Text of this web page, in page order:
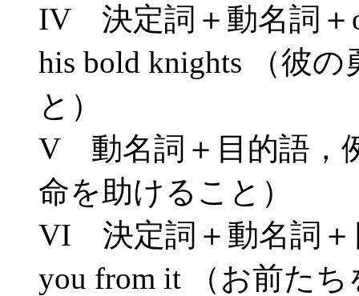
IV 決定詞＋動名詞＋
his bold knights （彼
と）
V 動名詞＋目的語，
命を助けること）
VI 決定詞＋動名詞＋
you from it （お前た